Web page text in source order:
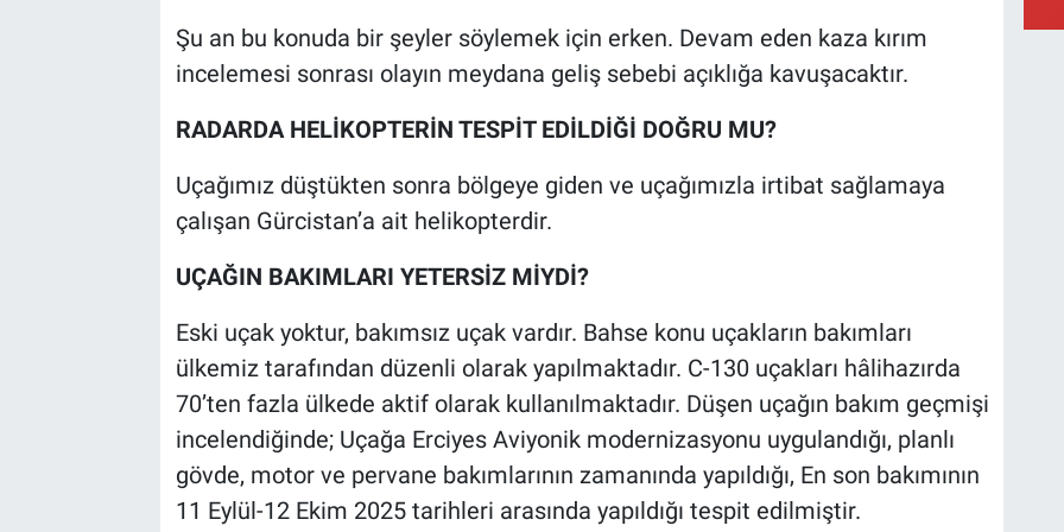
Şu an bu konuda bir şeyler söylemek için erken. Devam eden kaza kırım
incelemesi sonrası olayın meydana geliş sebebi açıklığa kavuşacaktır.
RADARDA HELİKOPTERİN TESPİT EDİLDİĞİ DOĞRU MU?
Uçağımız düştükten sonra bölgeye giden ve uçağımızla irtibat sağlamaya
çalışan Gürcistan’a ait helikopterdir.
UÇAĞIN BAKIMLARI YETERSİZ MİYDİ?
Eski uçak yoktur, bakımsız uçak vardır. Bahse konu uçakların bakımları
ülkemiz tarafından düzenli olarak yapılmaktadır. C-130 uçakları hâlihazırda
70’ten fazla ülkede aktif olarak kullanılmaktadır. Düşen uçağın bakım geçmişi
incelendiğinde; Uçağa Erciyes Aviyonik modernizasyonu uygulandığı, planlı
gövde, motor ve pervane bakımlarının zamanında yapıldığı, En son bakımının
11 Eylül-12 Ekim 2025 tarihleri arasında yapıldığı tespit edilmiştir.